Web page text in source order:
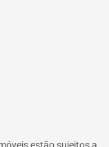
estão sujeitos a